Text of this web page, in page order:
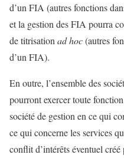
d’un FIA (autres fonctions
et la gestion des FIA pourra
de titrisation ad hoc(autres
d’un FIA).
En outre, l’ensemble des
pourront exercer toute
société de gestion en ce qui
ce qui concerne les services
conflit d’intérêts éventuel